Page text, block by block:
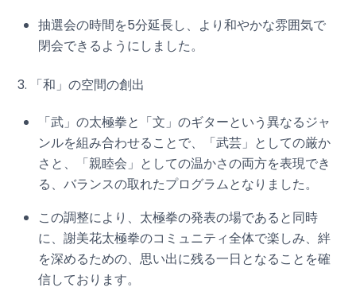
抽選会の時間を5分延長し、より和やかな雰囲気で
閉会できるようにしました。
3. 「和」の空間の創出
「武」の太極拳と「文」のギターという異なるジャ
ンルを組み合わせることで、「武芸」としての厳か
さと、「親睦会」としての温かさの両方を表現でき
る、バランスの取れたプログラムとなりました。
この調整により、太極拳の発表の場であると同時
に、謝美花太極拳のコミュニティ全体で楽しみ、絆
を深めるための、思い出に残る一日となることを確
信しております。